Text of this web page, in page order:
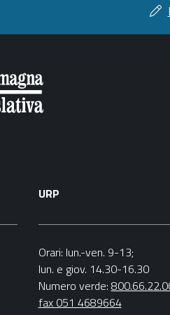
URP
Orari: lun.-ven. 9-13;
lun. e giov. 14.30-16.30
Numero verde:
fax 051 4689664